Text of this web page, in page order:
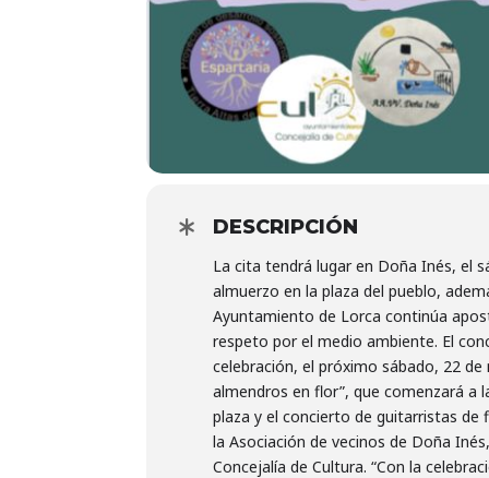
DESCRIPCIÓN
La cita tendrá lugar en Doña Inés, el
almuerzo en la plaza del pueblo,
Ayuntamiento de Lorca continúa
respeto por el medio ambiente. El
celebración, el próximo sábado, 22
almendros en flor”, que comenzará a
plaza y el concierto de guitarristas de
la Asociación de vecinos de Doña
Concejalía de Cultura. “Con la